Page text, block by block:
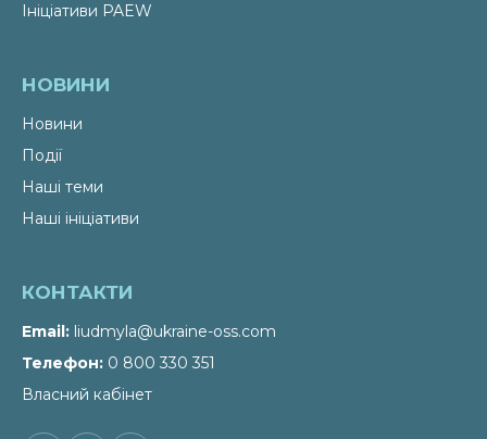
Ініціативи PAEW
НОВИНИ
Новини
Події
Наші теми
Наші ініціативи
КОНТАКТИ
Email liudmyla@ukraine-oss.com
Телефон 0 800 330 351
Власний кабінет